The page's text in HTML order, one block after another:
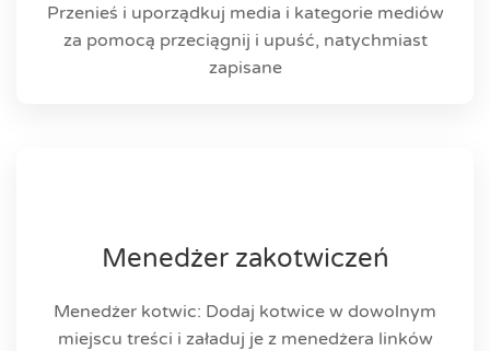
Przenieś i uporządkuj media i kategorie mediów
za pomocą przeciągnij i upuść, natychmiast
zapisane
Menedżer zakotwiczeń
Menedżer kotwic: Dodaj kotwice w dowolnym
miejscu treści i załaduj je z menedżera linków